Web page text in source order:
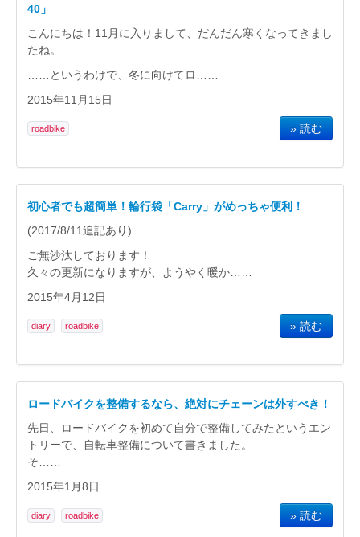
40」
こんにちは！11月に入りまして、だんだん寒くなってきまし
たね。
……というわけで、冬に向けてロ……
2015年11月15日
roadbike » 読む
初心者でも超簡単！輪行袋「Carry」がめっちゃ便利！
(2017/8/11追記あり)
ご無沙汰しております！
久々の更新になりますが、ようやく暖か……
2015年4月12日
diary roadbike » 読む
ロードバイクを整備するなら、絶対にチェーンは外すべき！
先日、ロードバイクを初めて自分で整備してみたというエン
トリーで、自転車整備について書きました。
そ……
2015年1月8日
diary roadbike » 読む